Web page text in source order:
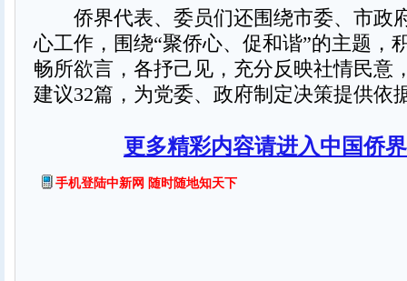
侨界代表、委员们还围绕市委、市政
心工作，围绕“聚侨心、促和谐”的主题，
畅所欲言，各抒己见，充分反映社情民意
建议32篇，为党委、政府制定决策提供依
更多精彩内容请进入中国侨
手机登陆中新网 随时随地知天下